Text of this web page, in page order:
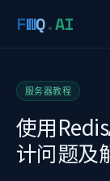
FWQ.AI
服务器教程
使用
计问题及